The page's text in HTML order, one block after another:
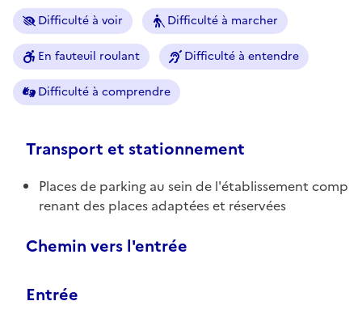
Difficulté à voir Difficulté à marcher
En fauteuil roulant Difficulté à entendre
Difficulté à comprendre
Transport et stationnement
Places de parking au sein de l'établissement comp
renant des places adaptées et réservées
Chemin vers l'entrée
Entrée